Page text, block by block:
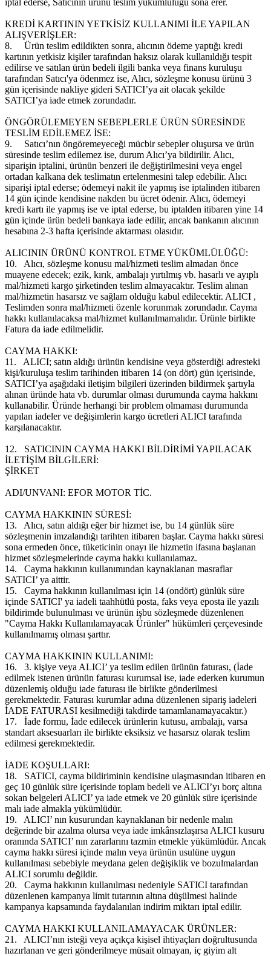
KREDİ KARTININ YETKİSİZ KULLANIMI İLE YAPILAN
ALIŞVERİŞLER:
8.
Ürün teslim edildikten sonra, alıcının ödeme yaptığı kredi
kartının yetkisiz kişiler tarafından haksız olarak kullanıldığı tespit
edilirse ve satılan ürün bedeli ilgili banka veya finans kuruluşu
tarafından Satıcı'ya ödenmez ise, Alıcı, sözleşme konusu ürünü 3
gün içerisinde nakliye gideri SATICI’ya ait olacak şekilde
SATICI’ya iade etmek zorundadır.
ÖNGÖRÜLEMEYEN SEBEPLERLE ÜRÜN SÜRESİNDE
TESLİM EDİLEMEZ İSE:
9.
Satıcı’nın öngöremeyeceği mücbir sebepler oluşursa ve ürün
süresinde teslim edilemez ise, durum Alıcı’ya bildirilir. Alıcı,
siparişin iptalini, ürünün benzeri ile değiştirilmesini veya engel
ortadan kalkana dek teslimatın ertelenmesini talep edebilir. Alıcı
siparişi iptal ederse; ödemeyi nakit ile yapmış ise iptalinden itibaren
14 gün içinde kendisine nakden bu ücret ödenir. Alıcı, ödemeyi
kredi kartı ile yapmış ise ve iptal ederse, bu iptalden itibaren yine 14
gün içinde ürün bedeli bankaya iade edilir, ancak bankanın alıcının
hesabına 2-3 hafta içerisinde aktarması olasıdır.
ALICININ ÜRÜNÜ KONTROL ETME YÜKÜMLÜLÜĞÜ:
10.
Alıcı, sözleşme konusu mal/hizmeti teslim almadan önce
muayene edecek; ezik, kırık, ambalajı yırtılmış vb. hasarlı ve ayıplı
mal/hizmeti kargo şirketinden teslim almayacaktır. Teslim alınan
mal/hizmetin hasarsız ve sağlam olduğu kabul edilecektir. ALICI ,
Teslimden sonra mal/hizmeti özenle korunmak zorundadır. Cayma
hakkı kullanılacaksa mal/hizmet kullanılmamalıdır. Ürünle birlikte
Fatura da iade edilmelidir.
CAYMA HAKKI:
11.
ALICI; satın aldığı ürünün kendisine veya gösterdiği adresteki
kişi/kuruluşa teslim tarihinden itibaren 14 (on dört) gün içerisinde,
SATICI’ya aşağıdaki iletişim bilgileri üzerinden bildirmek şartıyla
alınan üründe hata vb. durumlar olması durumunda cayma hakkını
kullanabilir. Üründe herhangi bir problem olmaması durumunda
yapılan iadeler ve değişimlerin kargo ücretleri ALICI tarafında
karşılanacaktır.
12.
SATICININ CAYMA HAKKI BİLDİRİMİ YAPILACAK
İLETİŞİM BİLGİLERİ:
ŞİRKET
ADI/UNVANI: EFOR MOTOR TİC.
CAYMA HAKKININ SÜRESİ:
13.
Alıcı, satın aldığı eğer bir hizmet ise, bu 14 günlük süre
sözleşmenin imzalandığı tarihten itibaren başlar. Cayma hakkı süresi
sona ermeden önce, tüketicinin onayı ile hizmetin ifasına başlanan
hizmet sözleşmelerinde cayma hakkı kullanılamaz.
14.
Cayma hakkının kullanımından kaynaklanan masraflar
SATICI’ ya aittir.
15.
Cayma hakkının kullanılması için 14 (ondört) günlük süre
içinde SATICI' ya iadeli taahhütlü posta, faks veya eposta ile yazılı
bildirimde bulunulması ve ürünün işbu sözleşmede düzenlenen
"Cayma Hakkı Kullanılamayacak Ürünler" hükümleri çerçevesinde
kullanılmamış olması şarttır.
CAYMA HAKKININ KULLANIMI:
16.
3. kişiye veya ALICI’ ya teslim edilen ürünün faturası, (İade
edilmek istenen ürünün faturası kurumsal ise, iade ederken kurumun
düzenlemiş olduğu iade faturası ile birlikte gönderilmesi
gerekmektedir. Faturası kurumlar adına düzenlenen sipariş iadeleri
İADE FATURASI kesilmediği takdirde tamamlanamayacaktır.)
17.
İade formu, İade edilecek ürünlerin kutusu, ambalajı, varsa
standart aksesuarları ile birlikte eksiksiz ve hasarsız olarak teslim
edilmesi gerekmektedir.
İADE KOŞULLARI:
18.
SATICI, cayma bildiriminin kendisine ulaşmasından itibaren en
geç 10 günlük süre içerisinde toplam bedeli ve ALICI’yı borç altına
sokan belgeleri ALICI’ ya iade etmek ve 20 günlük süre içerisinde
malı iade almakla yükümlüdür.
19.
ALICI’ nın kusurundan kaynaklanan bir nedenle malın
değerinde bir azalma olursa veya iade imkânsızlaşırsa ALICI kusuru
oranında SATICI’ nın zararlarını tazmin etmekle yükümlüdür. Ancak
cayma hakkı süresi içinde malın veya ürünün usulüne uygun
kullanılması sebebiyle meydana gelen değişiklik ve bozulmalardan
ALICI sorumlu değildir.
20.
Cayma hakkının kullanılması nedeniyle SATICI tarafından
düzenlenen kampanya limit tutarının altına düşülmesi halinde
kampanya kapsamında faydalanılan indirim miktarı iptal edilir.
CAYMA HAKKI KULLANILAMAYACAK ÜRÜNLER:
21.
ALICI’nın isteği veya açıkça kişisel ihtiyaçları doğrultusunda
hazırlanan ve geri gönderilmeye müsait olmayan, iç giyim alt